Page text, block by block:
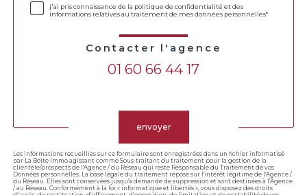
j'ai pris connaissance de la politique de confidentialité et des
informations relatives au traitement de mes données personnelles*
Contacter l'agence
01 60 66 44 17
envoyer
Les informations recueillies sur ce formulaire sont enregistrées dans un fichier informatisé
par La Boite Immo agissant comme Sous-traitant du traitement pour la gestion de la
clientèle/prospects de l'Agence / du Réseau qui reste Responsable du Traitement de vos
Données personnelles. La base légale du traitement repose sur l'intérêt légitime de l'Agence /
du Réseau. Elles sont conservées jusqu'à demande de suppression et sont destinées à l'Agence
/ au Réseau. Conformément à la loi « informatique et libertés », vous disposez des droits